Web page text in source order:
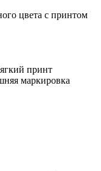
цвета с принтом
принт
маркировка